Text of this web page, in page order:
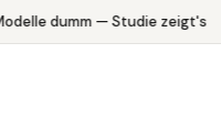
dumm — Studie zeigt's